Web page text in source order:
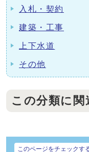
入札・契約
建築・工事
上下水道
その他
この分類に関
このページをチェックす